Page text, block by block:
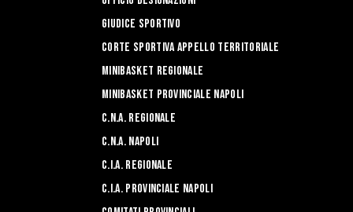
Giudice Sportivo
Corte Sportiva Appello Territoriale
Minibasket Regionale
Minibasket Provinciale Napoli
C.N.A. Regionale
C.N.A. Napoli
C.I.A. Regionale
C.I.A. Provinciale Napoli